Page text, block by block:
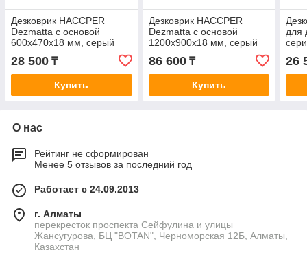
Дезковрик HACCPER
Dezmatta с основой
600x470x18 мм, серый
28 500 ₸
Купить
Дезковрик HACCPER
Dezmatta с основой
1200x900x18 мм, серый
86 600₸
Купить
для
26
О нас
Рейтинг не сформирован
Менее 5 отзывов за последний год
Работает с 24.09.2013
г. Алматы
перекресток проспекта Сейфулина и улицы
Жансугурова, БЦ "BOTAN", Черноморская 12Б, Алматы,
Казахстан